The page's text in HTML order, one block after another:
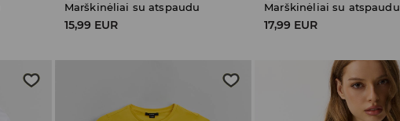
Marškinėliai su atspaudu
15,99 EUR
Marškinėliai su atspaudu
17,99 EUR